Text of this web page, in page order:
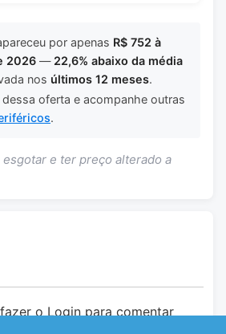
por apenas R$ 752 à
2026 — 22,6% abaixo da média
nos últimos 12 meses.
dessa oferta e acompanhe outras
.
e ter preço alterado a
o Login para comentar